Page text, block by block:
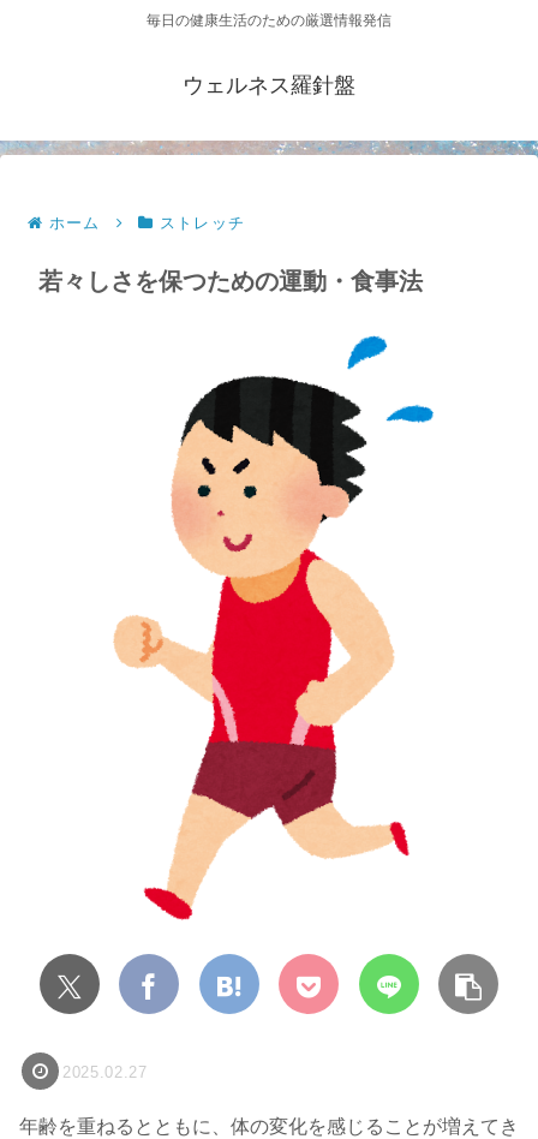
毎日の健康生活のための厳選情報発信
ウェルネス羅針盤
ホーム ストレッチ
若々しさを保つための運動・食事法
2025.02.27
年齢を重ねるとともに、体の変化を感じることが増えてき